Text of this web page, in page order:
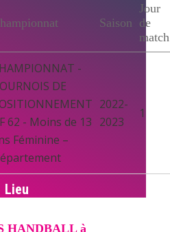
Saison
Jour
de
match
-
DE
62 - Moins de 13
Féminine –
2022-
2023
1
Lieu
HANDBALL à